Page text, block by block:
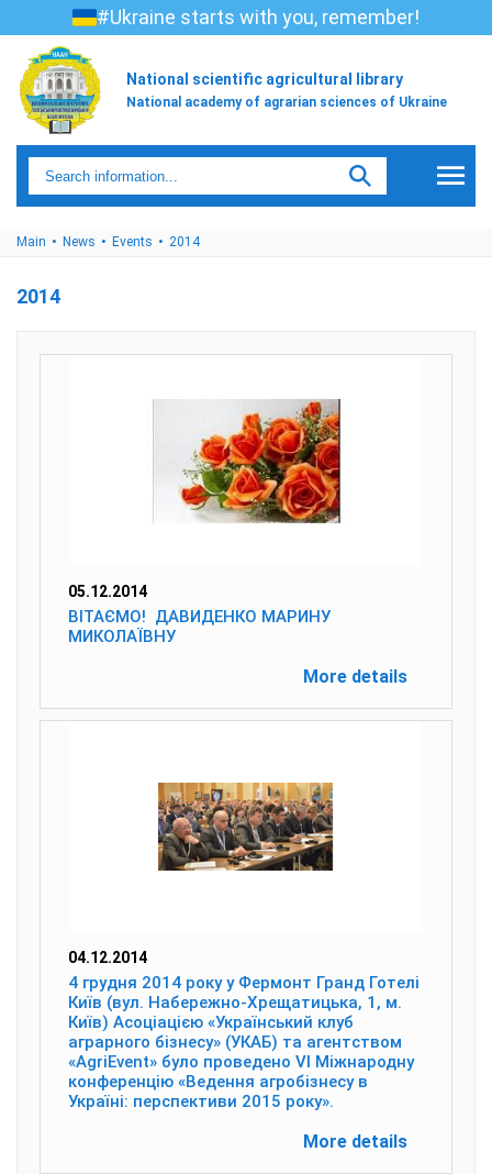
#Ukraine starts with you, remember!
National scientific agricultural library
National academy of agrarian sciences of Ukraine
Main News Events 2014
2014
05.12.2014
ВІТАЄМО! ДАВИДЕНКО МАРИНУ
МИКОЛАЇВНУ
More details
04.12.2014
4 грудня 2014 року у Фермонт Гранд Готелі
Київ (вул. Набережно-Хрещатицька, 1, м.
Київ) Асоціацією «Український клуб
аграрного бізнесу» (УКАБ) та агентством
«AgriEvent» було проведено VI Міжнародну
конференцію «Ведення агробізнесу в
Україні: перспективи 2015 року».
More details